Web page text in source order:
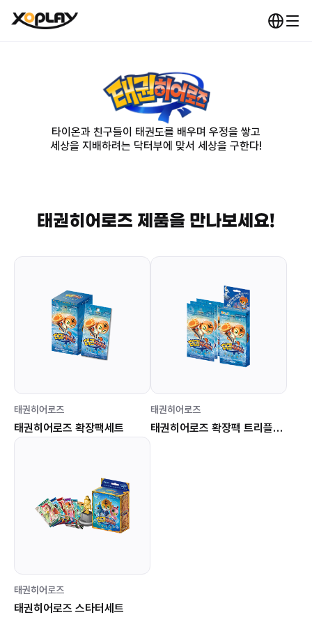
타이온과 친구들이 태권도를 배우며 우정을 쌓고
세상을 지배하려는 닥터부에 맞서 세상을 구한다!
태권히어로즈 제품을 만나보세요!
태권히어로즈
태권히어로즈 확장팩세트
태권히어로즈
태권히어로즈 확장팩 트리플세트
태권히어로즈
태권히어로즈 스타터세트